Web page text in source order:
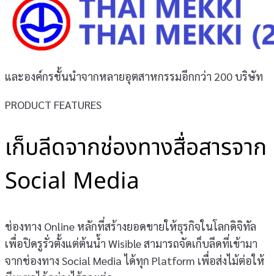
และองค์กรชั้นนำจากหลายอุตสาหกรรมอีกกว่า 200 บริษัท
PRODUCT FEATURES
เก็บลีดจากช่องทางสื่อสารจาก
Social Media
ช่องทาง Online หลักที่สร้างยอดขายให้ธุรกิจในโลกดิจิทัล
เพื่อปิดรูรั่วตั้งแต่ต้นน้ำ Wisible สามารถจัดเก็บลีดที่เข้ามา
จากช่องทาง Social Media ได้ทุก Platform เพื่อส่งไม้ต่อให้